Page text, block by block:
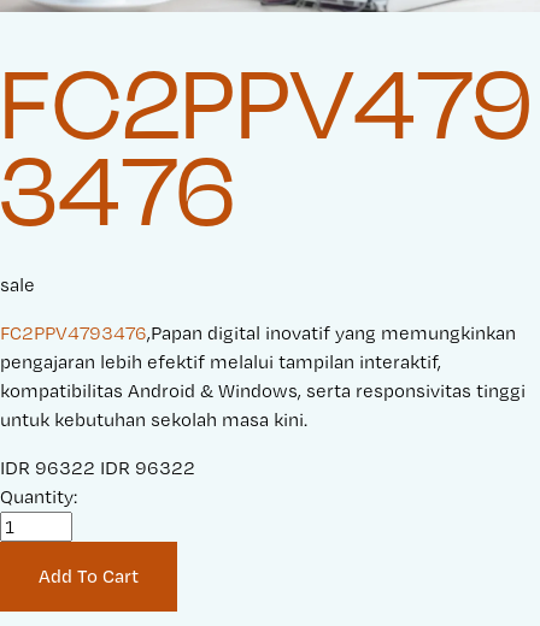
FC2PPV479
3476
sale
FC2PPV4793476,Papan digital inovatif yang memungkinkan
pengajaran lebih efektif melalui tampilan interaktif,
kompatibilitas Android & Windows, serta responsivitas tinggi
untuk kebutuhan sekolah masa kini.
S
a
r
IDR 96322 O
i
n
IDR 96322
Quantity:
Add To Cart